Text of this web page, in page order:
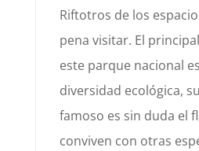
Riftotros de los
pena visitar. El
este parque nacional
diversidad ecológica,
famoso es sin duda el
conviven con otras